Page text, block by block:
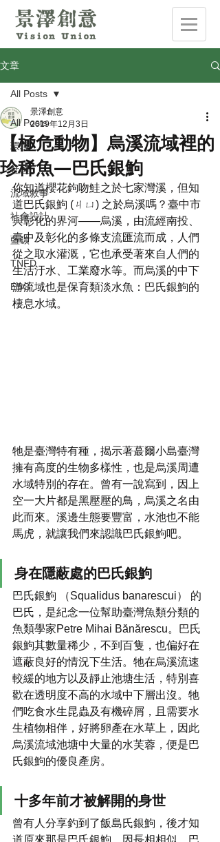
文章
All Posts
環境
社區
流域敘事
社會設計
藍碳
TNFD
ESG
All Posts
【極危動物】烏溪流域裡的
珍稀魚—巴氏銀鮈
景澤創意
2019年12月3日
你知道櫻花鉤吻鮭之於七家灣溪，但知
道巴氏銀鮈 (ㄐㄩ) 之於烏溪嗎？臺中市
與彰化的界河——烏溪，由流經南投、
臺中及彰化的多條支流匯流而成，人們
從之取水灌溉，它也承受著來自人們的
生活汙水、工業廢水等。而烏溪的中下
游流域也是保育類淡水魚：巴氏銀鮈的
棲息水域。
牠是臺灣特有種，揭示著蕞爾小島臺灣
擁有高度的生物多樣性，也是烏溪周遭
水域特別的存在。曾有一說寫到，因上
空一大片都是黑壓壓的鳥，烏溪之名由
此而來。溪邊生態要豐富，水池也不能
馬虎，就讓我們來認識巴氏銀鮈吧。
身在隱蔽處的巴氏銀鮈
巴氏銀鮈 （Squalidus banarescui） 的
巴氏，是紀念一位幫助臺灣魚類分類的
魚類學家Petre Mihai Bănărescu。巴氏
銀鮈其數量稀少，不到百隻，也偏好在
遮蔽良好的情況下生活。牠在烏溪流速
較緩的地方以及靜止池塘生活，特別喜
歡在透明度不高的水域中下層出沒。牠
們吃食水生昆蟲及有機碎屑，且需要水
生植物相伴，好將卵產在水草上，因此
烏溪流域池塘中大量的水芙蓉，便是巴
氏銀鮈的優良產房。
十多年前才被解開的身世
曾有人分享釣到了飯島氏銀鮈，後才知
道原來那是巴氏銀鮈。因長相相似，巴